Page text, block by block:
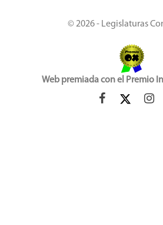
© 2026 - Legislaturas
Web premiada con el Premio